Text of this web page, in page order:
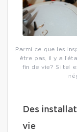
Parmi ce que les
être pas, il y a
fin de vie? Si tel
Des
vie